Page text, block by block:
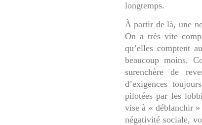
longtemps.
À partir de là, une
On a très vite
qu’elles comptent
beaucoup moins.
surenchère de
d’exigences
pilotées par les
vise à « déblanchir
négativité sociale,